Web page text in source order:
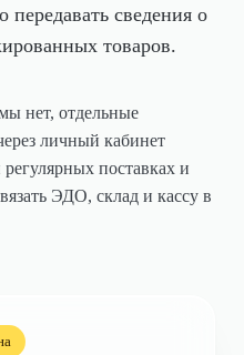
передавать сведения о
товаров.
нет, отдельные
личный кабинет
поставках и
ЭДО, склад и кассу в